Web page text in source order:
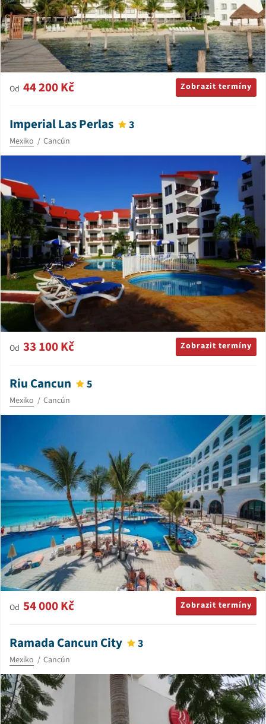
Od 44 200 Kč Zobrazit termíny
Imperial Las Perlas 3
Mexiko Cancún
Od 33 100 Kč Zobrazit termíny
Riu Cancun 5
Mexiko Cancún
Od 54 000 Kč Zobrazit termíny
Ramada Cancun City 3
Mexiko Cancún